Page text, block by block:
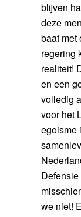
blijven
deze
baat met
regering
realiteit!
en een
volledig
voor het
egoisme
we niet!